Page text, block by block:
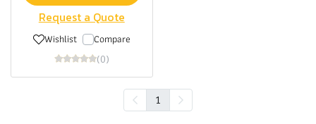
Request a Quote
Wishlist Compare
(0)
1